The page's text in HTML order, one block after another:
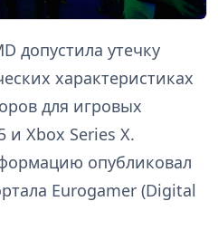
допустила утечку
характеристиках
для игровых
и Xbox Series X.
опубликовал
Eurogamer (Digital